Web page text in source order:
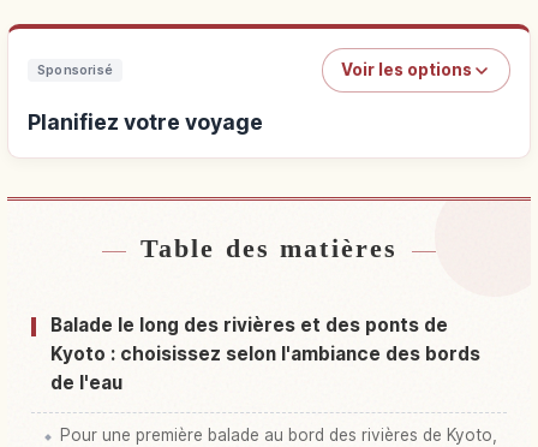
Sponsorisé Voir les options
Planifiez votre voyage
Trouver un hébergement↗
Trouver des activités↗
Table des matières
Balade le long des rivières et des ponts de
Kyoto : choisissez selon l'ambiance des bords
de l'eau
Pour une première balade au bord des rivières de Kyoto,